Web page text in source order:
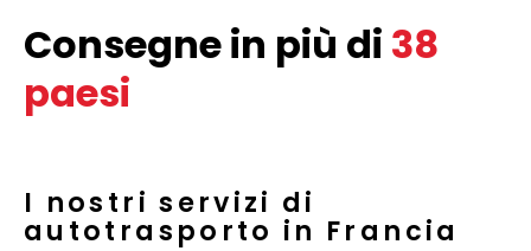
Consegne in più di 38
paesi
I nostri servizi di
autotrasporto in Francia